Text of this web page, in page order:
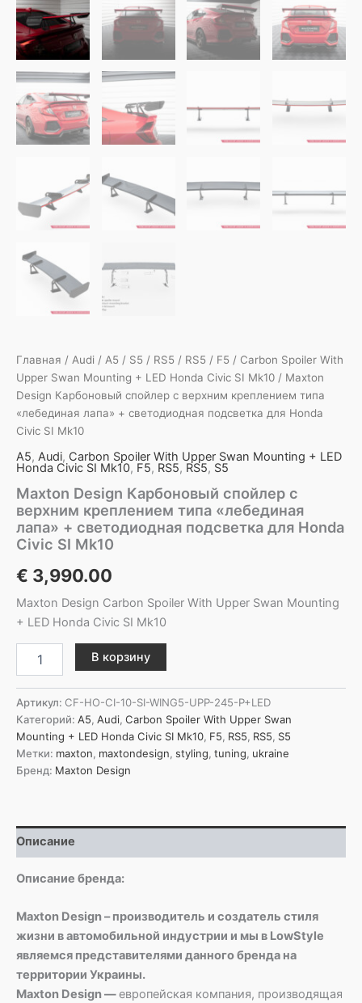
Главная / Audi / A5 / S5 / RS5 / RS5 / F5 / Carbon Spoiler With
Upper Swan Mounting + LED Honda Civic SI Mk10 / Maxton
Design Карбоновый спойлер с верхним креплением типа
«лебединая лапа» + светодиодная подсветка для Honda
Civic SI Mk10
A5, Audi, Carbon Spoiler With Upper Swan Mounting + LED
Honda Civic SI Mk10, F5, RS5, RS5, S5
Maxton Design Карбоновый спойлер с
верхним креплением типа «лебединая
лапа» + светодиодная подсветка для Honda
Civic SI Mk10
€ 3,990.00
Maxton Design Carbon Spoiler With Upper Swan Mounting
+ LED Honda Civic SI Mk10
товара
Design
Карбоновый
спойлер
с
верхним
креплением
лапа»
+
светодиодная
подсветка
Honda
SI
Mk10
В корзину
Артикул: CF-HO-CI-10-SI-WING5-UPP-245-P+LED
Категорий: A5, Audi, Carbon Spoiler With Upper Swan
Mounting + LED Honda Civic SI Mk10, F5, RS5, RS5, S5
Метки: maxton, maxtondesign, styling, tuning, ukraine
Бренд: Maxton Design
Описание
Описание бренда:
Maxton Design – производитель и создатель стиля
жизни в автомобильной индустрии и мы в LowStyle
являемся представителями данного бренда на
территории Украины.
Maxton Design —европейская компания, производящая